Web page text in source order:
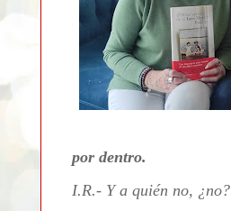
por dentro.
I.R.- Y a quién no, ¿no?